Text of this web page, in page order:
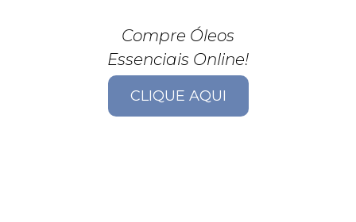
Compre Óleos
Essenciais Online!
CLIQUE AQUI